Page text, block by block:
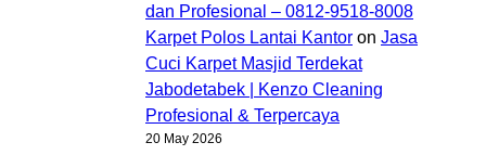
dan Profesional – 0812-9518-8008
Karpet Polos Lantai Kantor on Jasa
Cuci Karpet Masjid Terdekat
Jabodetabek | Kenzo Cleaning
Profesional & Terpercaya
20 May 2026